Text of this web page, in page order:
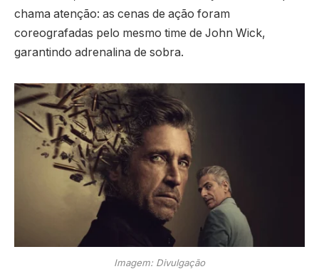
chama atenção: as cenas de ação foram
coreografadas pelo mesmo time de John Wick,
garantindo adrenalina de sobra.
Imagem: Divulgação